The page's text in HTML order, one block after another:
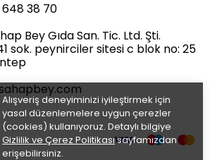
Alışveriş deneyiminizi iyileştirmek için
yasal düzenlemelere uygun çerezler
(cookies) kullanıyoruz. Detaylı bilgiye
Gizlilik ve Çerez Politikasısayfamızdan
erişebilirsiniz.
648 38 70
Bey Gıda San. Tic. Ltd. Şti.
sok. peynirciler sitesi c blok no: 25